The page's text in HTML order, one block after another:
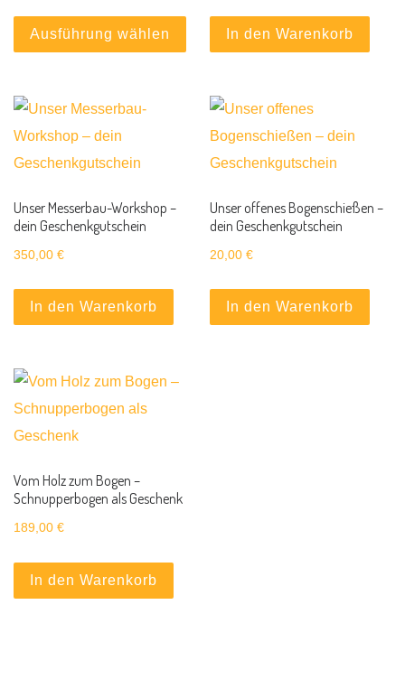
Ausführung wählen
Dieses Produkt weist mehrere
In den Warenkorb
Unser Messerbau-Workshop –
dein Geschenkgutschein
350,00 €
In den Warenkorb
Unser offenes Bogenschießen –
dein Geschenkgutschein
20,00€
In den Warenkorb
Vom Holz zum Bogen –
Schnupperbogen als Geschenk
189,00 €
In den Warenkorb